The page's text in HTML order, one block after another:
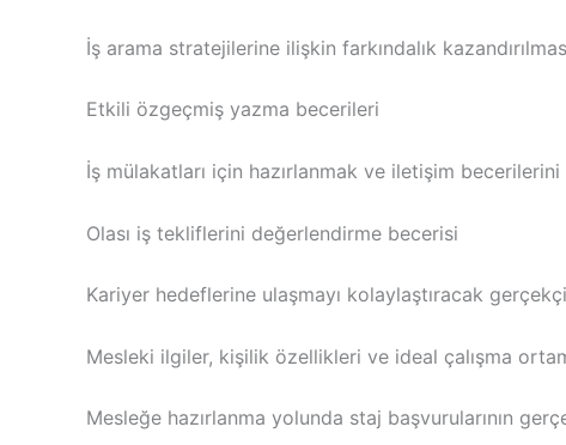
İş arama stratejilerine ilişkin farkındalık
Etkili özgeçmiş yazma becerileri
İş mülakatları için hazırlanmak ve iletişim
Olası iş tekliflerini değerlendirme becerisi
Kariyer hedeflerine ulaşmayı kolaylaştıracak
Mesleki ilgiler, kişilik özellikleri ve ideal çalışma
Mesleğe hazırlanma yolunda staj başvurularının